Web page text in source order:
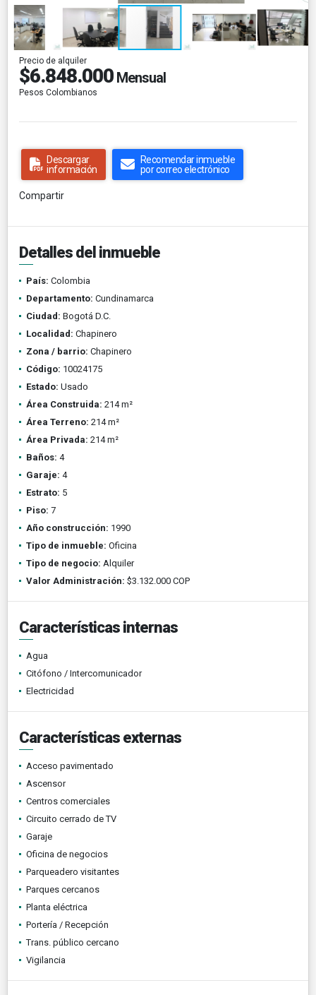
Precio de alquiler
$6.848.000 Mensual
Pesos Colombianos
Descargar
información
Recomendar inmueble
por correo electrónico
Compartir
Detalles del inmueble
País: Colombia
Departamento: Cundinamarca
Ciudad: Bogotá D.C.
Localidad: Chapinero
Zona / barrio: Chapinero
Código: 10024175
Estado: Usado
Área Construida: 214 m²
Área Terreno: 214 m²
Área Privada: 214 m²
Baños: 4
Garaje: 4
Estrato: 5
Piso: 7
Año construcción: 1990
Tipo de inmueble: Oficina
Tipo de negocio: Alquiler
Valor Administración: $3.132.000 COP
Características internas
Agua
Citófono / Intercomunicador
Electricidad
Características externas
Acceso pavimentado
Ascensor
Centros comerciales
Circuito cerrado de TV
Garaje
Oficina de negocios
Parqueadero visitantes
Parques cercanos
Planta eléctrica
Portería / Recepción
Trans. público cercano
Vigilancia